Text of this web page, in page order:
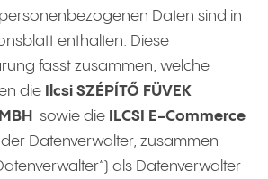
Daten sind in
enthalten. Diese
fasst zusammen, welche
die
Ilcsi SZÉPÍTŐ FÜVEK
sowie die
ILCSI E-Commerce
Datenverwalter, zusammen
als Datenverwalter